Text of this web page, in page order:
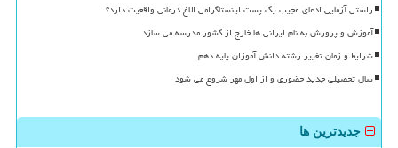
راستی آزمایی ادعای عجیب یک پست اینستاگرامی الاغ درمانی واقعیت دارد؟
آموزش و پرورش به نام ایرانی ها خارج از کشور مدرسه می سازد
شرایط و زمان تغییر رشته دانش آموزان پایه دهم
سال تحصیلی جدید حضوری و از اول مهر شروع می شود
جدیدترین ها